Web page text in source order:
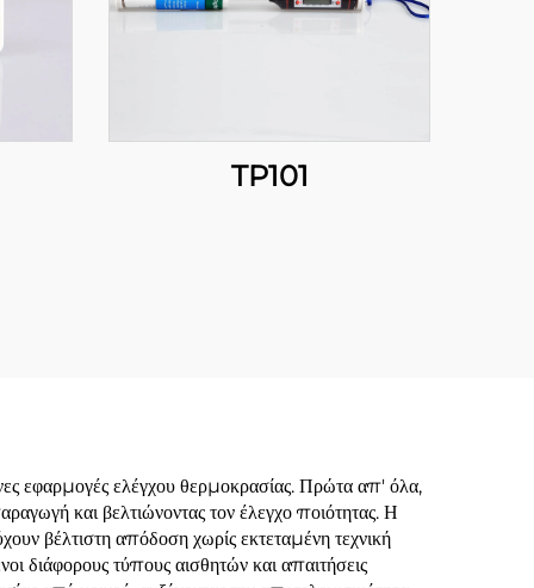
TP101
εφαρμογές ελέγχου θερμοκρασίας. Πρώτα απ' όλα,
και βελτιώνοντας τον έλεγχο ποιότητας. Η
βέλτιστη απόδοση χωρίς εκτεταμένη τεχνική
διάφορους τύπους αισθητών και απαιτήσεις